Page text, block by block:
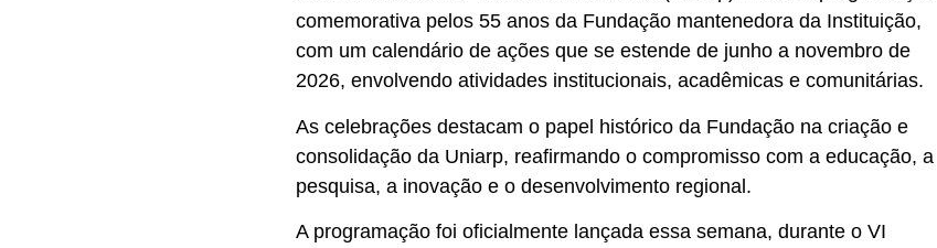
comemorativa pelos 55 anos da Fundação mantenedora da Instituição,
com um calendário de ações que se estende de junho a novembro de
2026, envolvendo atividades institucionais, acadêmicas e comunitárias.
As celebrações destacam o papel histórico da Fundação na criação e
consolidação da Uniarp, reafirmando o compromisso com a educação, a
pesquisa, a inovação e o desenvolvimento regional.
A programação foi oficialmente lançada essa semana, durante o VI